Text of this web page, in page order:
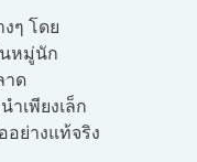
ๆ โดย
นหมู่นัก
าด
เพียงเล็ก
อย่างแท้จริง